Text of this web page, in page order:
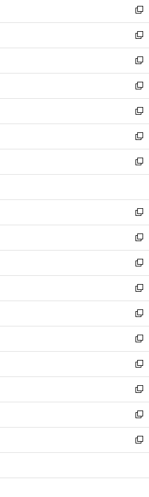
く
ド
ウ
で
開
く
ィ
ン
ド
ウ
で
開
く
い
ウ
ィ
ン
ド
ウ
で
開
く
新
し
い
ウ
ィ
ン
ド
ウ
で
開
く
新
し
い
ウ
ィ
ン
ド
ウ
で
開
く
新
し
い
ウ
ィ
ン
ド
ウ
で
開
新
し
い
ウ
ィ
ン
ド
ウ
開
く
新
し
い
ウ
ィ
ン
ウ
で
開
く
新
し
い
ウ
ン
ド
ウ
で
開
く
新
し
ウ
ィ
ン
ド
ウ
で
開
く
新
し
い
ウ
ィ
ン
ド
ウ
で
開
く
新
し
い
ウ
ィ
ン
ド
ウ
で
開
く
新
し
い
ウ
ィ
ン
ド
ウ
で
開
く
新
し
い
ウ
ィ
ン
ド
ウ
で
開
く
新
し
い
ウ
ィ
ン
ド
ウ
で
開
く
新
し
い
ウ
ィ
ン
ド
ウ
で
開
新
し
い
ウ
ィ
ン
ド
ウ
開
新
し
い
ウ
ィ
ン
ウ
新
し
い
ウ
ン
新
し
ウ